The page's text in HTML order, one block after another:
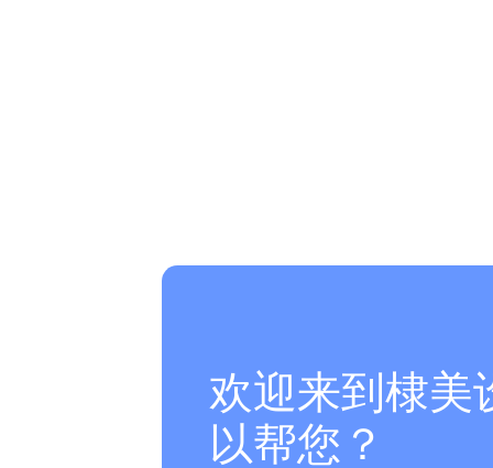
欢迎来到棣美
以帮您？